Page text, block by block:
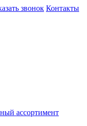
звонок Контакты
ассортимент